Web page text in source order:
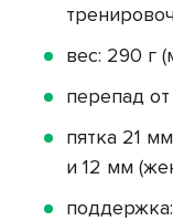
вес: 290 г
перепад
пятка 21
и 12 мм